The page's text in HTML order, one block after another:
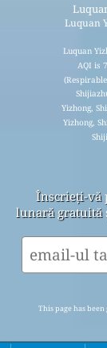
Luquan
Luquan
AQI is
Yizhong,
Yizhong,
Înscrieți-vă
lunară
This page has